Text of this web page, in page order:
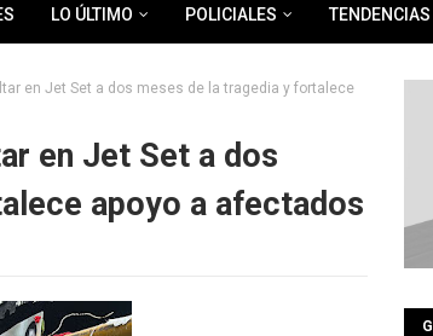
LO ÚLTIMO POLICIALES TENDENCIAS
en Jet Set a dos meses de la tragedia y fortalece
en Jet Set a dos
apoyo a afectados